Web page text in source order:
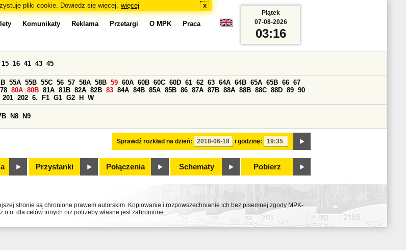
pliki cookie. Dowiedz się więcej. więcej x
Komunikaty Reklama Przetargi O MPK Praca
Sprawdź rozkład na dzień: i godzinę:
15 16 41 43 45
55A 55B 55C 56 57 58A 58B 59 60A 60B 60C 60D 61 62 63 64A 64B 65A 65B 66 67
78 80A 80B 81A 81B 82A 82B 83 84A 84B 85A 85B 86 87A 87B 88A 88B 88C 88D 89 90
201 202 6. F1 G1 G2 H W
N8 N9
Przystanki Połączenia Schematy Pobierz
Piątek
07-08-2026
03:16
stronie są chronione prawem autorskim. Kopiowanie i rozpowszechnianie ich bez pisemnej zgody MPK-
o.o. dla celów innych niż potrzeby własne jest zabronione.